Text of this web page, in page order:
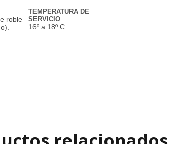
roble
TEMPERATURA DE
SERVICIO
16º a 18º C